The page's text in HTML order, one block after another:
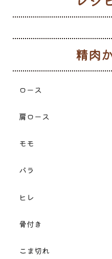
ロース
肩ロース
モモ
バラ
ヒレ
骨付き
こま切れ